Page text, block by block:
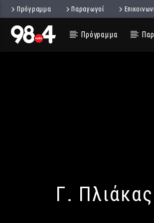
Πρόγραμμα Παραγωγοί
Πρόγραμμα
Γ.